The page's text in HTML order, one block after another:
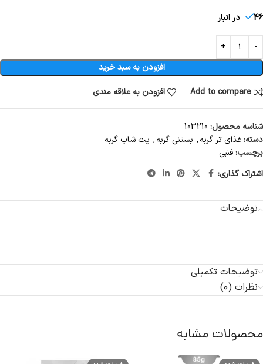
46 در انبار
افزودن به سبد خرید
Add to compare
افزودن به علاقه مندی
شناسه محصول: 103210
دسته:غذای تر گربه, بستنی گربه, پت شاپ گربه
برچسب:فنبی
اشتراک گذاری:
توضیحات
توضیحات تکمیلی
نظرات (0)
محصولات مشابه